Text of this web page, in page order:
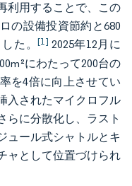
利用することで、この
の設備投資節約と680
した。[1] 2025年12月に
にわたって200台の
を4倍に向上させてい
入されたマイクロフル
らに分散化し、ラスト
ュール式シャトルとキ
ャとして位置づけられ